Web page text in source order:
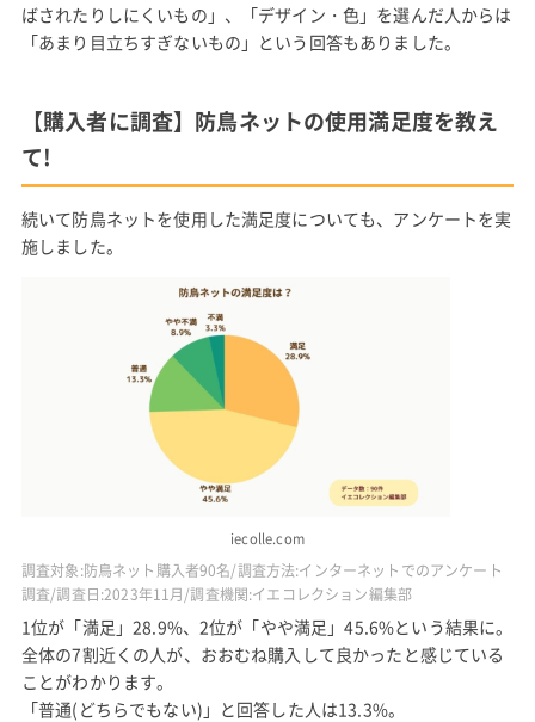
ばされたりしにくいもの」、「デザイン・色」を選んだ人からは
「あまり目立ちすぎないもの」という回答もありました。
【購入者に調査】防鳥ネットの使用満足度を教え
て!
続いて防鳥ネットを使用した満足度についても、アンケートを実
施しました。
iecolle.com
調査対象:防鳥ネット購入者90名/調査方法:インターネットでのアンケート
調査/調査日:2023年11月/調査機関:イエコレクション編集部
1位が「満足」28.9%、2位が「やや満足」45.6%という結果に。
全体の7割近くの人が、おおむね購入して良かったと感じている
ことがわかります。
「普通(どちらでもない)」と回答した人は13.3%。